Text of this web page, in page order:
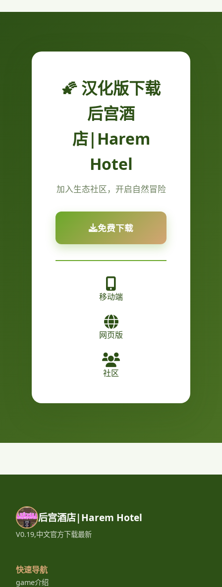
🌠 汉化版下载
后宫酒
店|Harem
Hotel
加入生态社区，开启自然冒险
免费下载
移动端
网页版
社区
后宫酒店|Harem Hotel
V0.19,中文官方下载最新
快速导航
game介绍